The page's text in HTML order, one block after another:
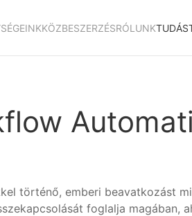
KÖZBESZERZÉSRÓLUNK
történő, emberi beavatkozást
foglalja magában,